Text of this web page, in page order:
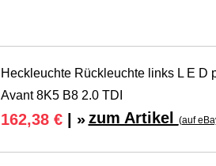
Heckleuchte Rückleuchte links L E D
Avant 8K5 B8 2.0 TDI
162,38 €| » zum Artikel (auf